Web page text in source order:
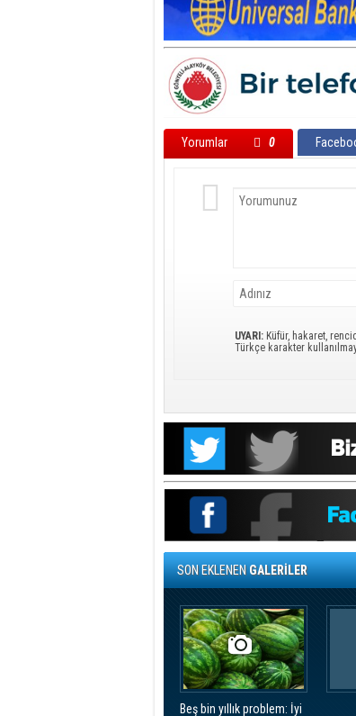
Yorumlar 0
UYARI: Küfür, hakaret,
Türkçe karakter
SON EKLENENGALERİLER
Beş bin yıllık problem: İyi